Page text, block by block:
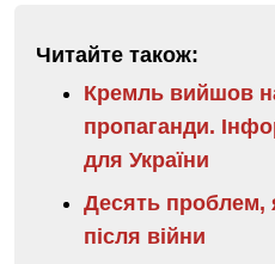
Читайте також:
Кремль вийшов
пропаганди.
для України
Десять проблем,
після війни